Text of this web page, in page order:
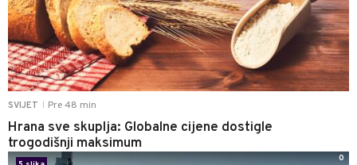
SVIJET Pre 48 min
Hrana sve skuplja: Globalne cijene dostigle
trogodišnji maksimum
0